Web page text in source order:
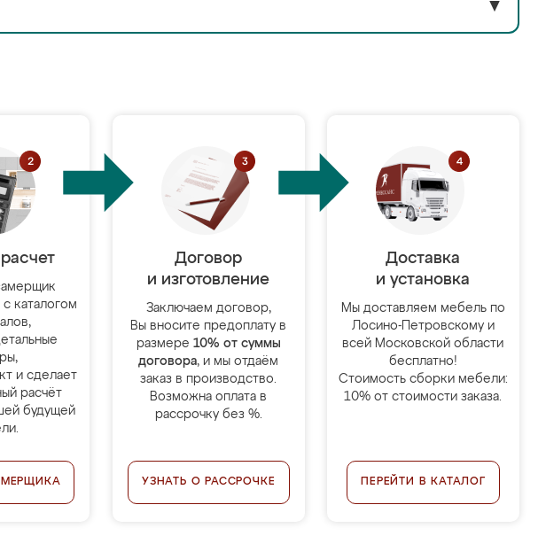
▼
каталогом
и сделает
расчёт
будущей
Договор
и изготовление
Заключаем договор,
Вы вносите предоплату в
размере 10% от суммы
договора, и мы отдаём
заказ в производство.
Возможна оплата в
рассрочку без %.
УЗНАТЬ О РАССРОЧКЕ
Доставка
и установка
Мы доставляем мебель по
Лосино-Петровскому и
всей Московской области
бесплатно!
Стоимость сборки мебели:
10% от стоимости заказа.
ПЕРЕЙТИ В КАТАЛОГ